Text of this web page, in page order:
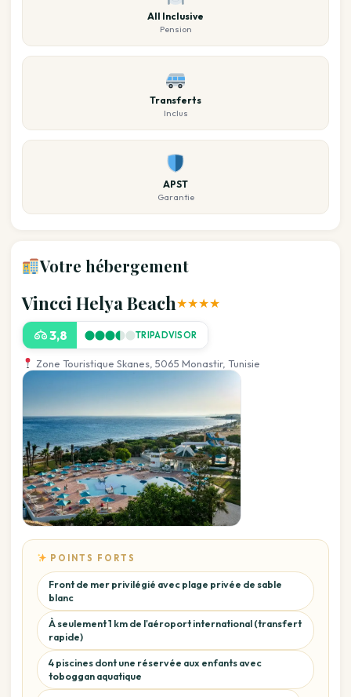
All Inclusive
Pension
Transferts
Inclus
APST
Garantie
Votre hébergement
Vincci Helya Beach★★★★
3,8 TRIPADVISOR
Zone Touristique Skanes, 5065 Monastir, Tunisie
POINTS FORTS
Front de mer privilégié avec plage privée de sable
blanc
À seulement 1 km de l'aéroport international (transfert
rapide)
4 piscines dont une réservée aux enfants avec
toboggan aquatique